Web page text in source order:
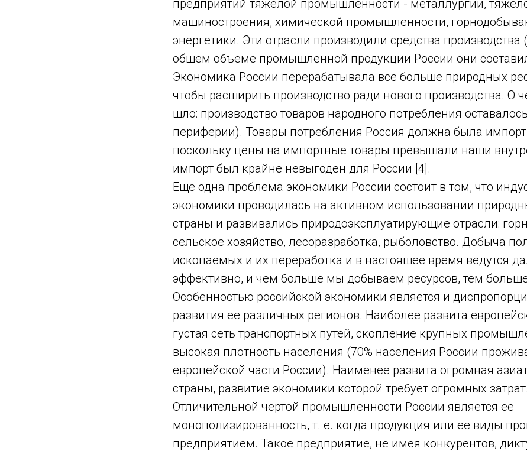
предприятий тяжелой промышленности - металлургии,
машиностроения, химической промышленности,
энергетики. Эти отрасли производили средства производства
общем объеме промышленной продукции России они
Экономика России перерабатывала все больше природных
чтобы расширить производство ради нового производства. О
шло: производство товаров народного потребления
периферии). Товары потребления Россия должна была
поскольку цены на импортные товары превышали наши
импорт был крайне невыгоден для России [4].
Еще одна проблема экономики России состоит в том, что
экономики проводилась на активном использовании
страны и развивались природоэксплуатирующие отрасли:
сельское хозяйство, лесоразработка, рыболовство. Добыча
ископаемых и их переработка и в настоящее время ведутся
эффективно, и чем больше мы добываем ресурсов, тем
Особенностью российской экономики является и
развития ее различных регионов. Наиболее развита
густая сеть транспортных путей, скопление крупных
высокая плотность населения (70% населения России
европейской части России). Наименее развита огромная
страны, развитие экономики которой требует огромных затрат.
Отличительной чертой промышленности России является ее
монополизированность, т. е. когда продукция или ее виды
предприятием. Такое предприятие, не имея конкурентов,